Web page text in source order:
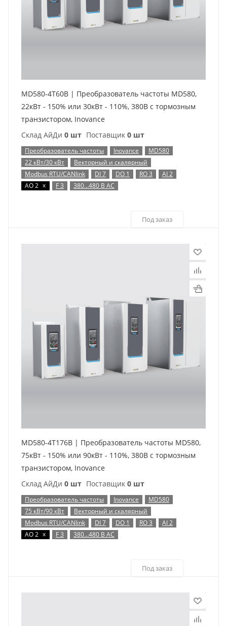
MD580-4T60B | Преобразователь частоты MD580,
22кВт - 150% или 30кВт - 110%, 380В с тормозным
транзистором, Inovance
Склад АйДи 0 шт Поставщик 0 шт
Преобразователь частоты Inovance
MD580
22 кВт/30 кВт
Векторный и скалярный
Modbus RTU/CANlink
DI 7 DO 1 RO 3
AI 2
AO 2 x F 3 380…480 В AC
Под заказ
MD580-4T176B | Преобразователь частоты MD580,
75кВт - 150% или 90кВт - 110%, 380В с тормозным
транзистором, Inovance
Склад АйДи 0 шт Поставщик 0 шт
Преобразователь частоты Inovance
MD580
75 кВт/90 кВт
Векторный и скалярный
Modbus RTU/CANlink
DI 7 DO 1 RO 3
AI 2
AO 2 x F 3 380…480 В AC
Под заказ